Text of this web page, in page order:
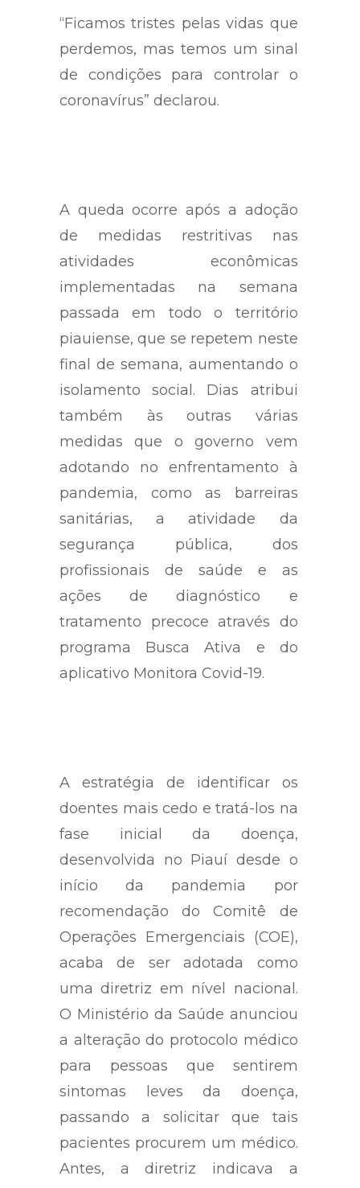
“Ficamos tristes pelas vidas que
perdemos, mas temos um sinal
de condições para controlar o
coronavírus” declarou.
A queda ocorre após a adoção
de medidas restritivas nas
atividades econômicas
implementadas na semana
passada em todo o território
piauiense, que se repetem neste
final de semana, aumentando o
isolamento social. Dias atribui
também às outras várias
medidas que o governo vem
adotando no enfrentamento à
pandemia, como as barreiras
sanitárias, a atividade da
segurança pública, dos
profissionais de saúde e as
ações de diagnóstico e
tratamento precoce através do
programa Busca Ativa e do
aplicativo Monitora Covid-19.
A estratégia de identificar os
doentes mais cedo e tratá-los na
fase inicial da doença,
desenvolvida no Piauí desde o
início da pandemia por
recomendação do Comitê de
Operações Emergenciais (COE),
acaba de ser adotada como
uma diretriz em nível nacional.
O Ministério da Saúde anunciou
a alteração do protocolo médico
para pessoas que sentirem
sintomas leves da doença,
passando a solicitar que tais
pacientes procurem um médico.
Antes, a diretriz indicava a